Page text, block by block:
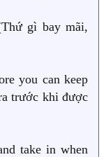
gì bay mãi,
you can keep
trước khi được
take in when